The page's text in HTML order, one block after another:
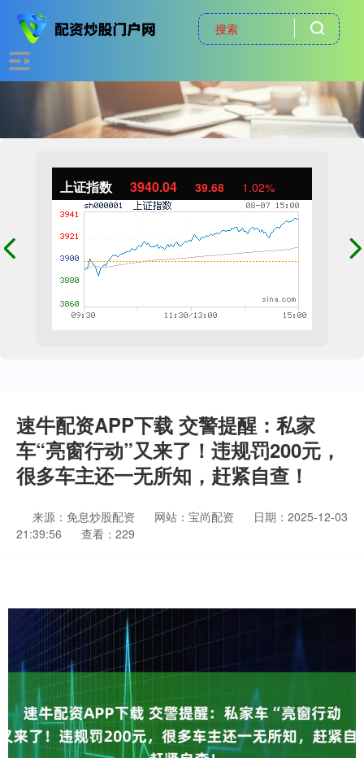
上证指数 3940.04 39.68 1.02%
速牛配资APP下载 交警提醒：私家
车“亮窗行动”又来了！违规罚200元，
很多车主还一无所知，赶紧自查！
来源：免息炒股配资 网站：宝尚配资
日期：2025-12-03
21:39:56
查看：229